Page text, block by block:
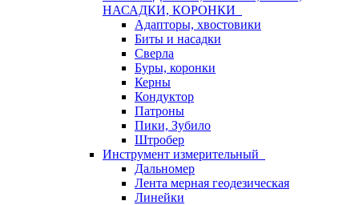
НАСАДКИ, КОРОНКИ
Адапторы, хвостовики
Биты и насадки
Сверла
Буры, коронки
Керны
Кондуктор
Патроны
Пики, Зубило
Штробер
Инструмент измерительный
Дальномер
Лента мерная геодезическая
Линейки